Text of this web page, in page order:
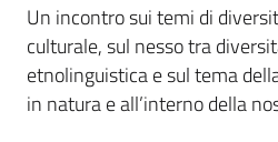
Un incontro sui temi di
culturale, sul nesso tra
etnolinguistica e sul tema
in natura e all’interno della